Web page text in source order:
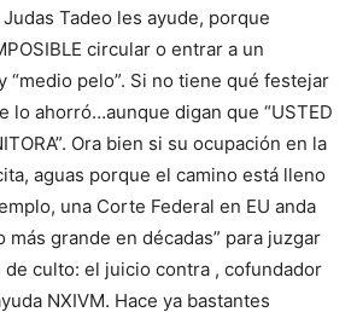
Tadeo les ayude, porque
circular o entrar a un
“medio pelo”. Si no tiene qué festejar
lo ahorró…aunque digan que “USTED
Ora bien si su ocupación en la
aguas porque el camino está lleno
una Corte Federal en EU anda
más grande en décadas” para juzgar
de culto: el juicio contra , cofundador
NXIVM. Hace ya bastantes